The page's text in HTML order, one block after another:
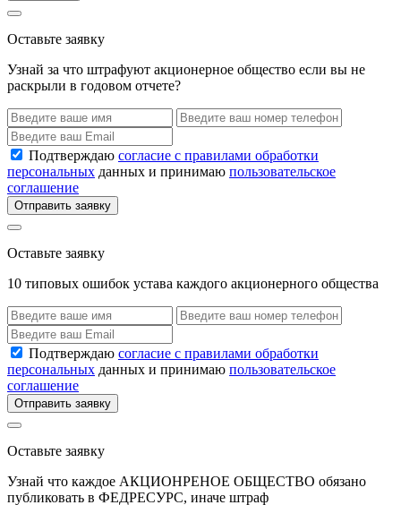
Оставьте заявку
Узнай за что штрафуют акционерное общество если вы не
раскрыли в годовом отчете?
Подтверждаю согласие с правилами обработки
персональных данных и принимаю пользовательское
соглашение
Отправить заявку
Оставьте заявку
10 типовых ошибок устава каждого акционерного общества
Подтверждаю согласие с правилами обработки
персональных данных и принимаю пользовательское
соглашение
Отправить заявку
Оставьте заявку
Узнай что каждое АКЦИОНРЕНОЕ ОБЩЕСТВО обязано
публиковать в ФЕДРЕСУРС, иначе штраф